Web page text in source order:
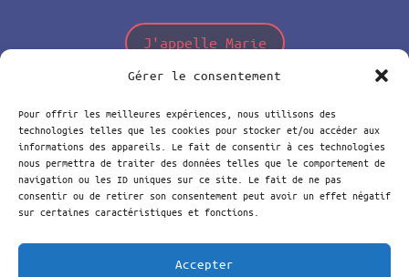
Gérer le consentement
Pour offrir les meilleures expériences, nous utilisons des
technologies telles que les cookies pour stocker et/ou accéder aux
informations des appareils. Le fait de consentir à ces technologies
nous permettra de traiter des données telles que le comportement de
navigation ou les ID uniques sur ce site. Le fait de ne pas
consentir ou de retirer son consentement peut avoir un effet négatif
sur certaines caractéristiques et fonctions.
Accepter
J'appelle Marie
J'écris à Marie